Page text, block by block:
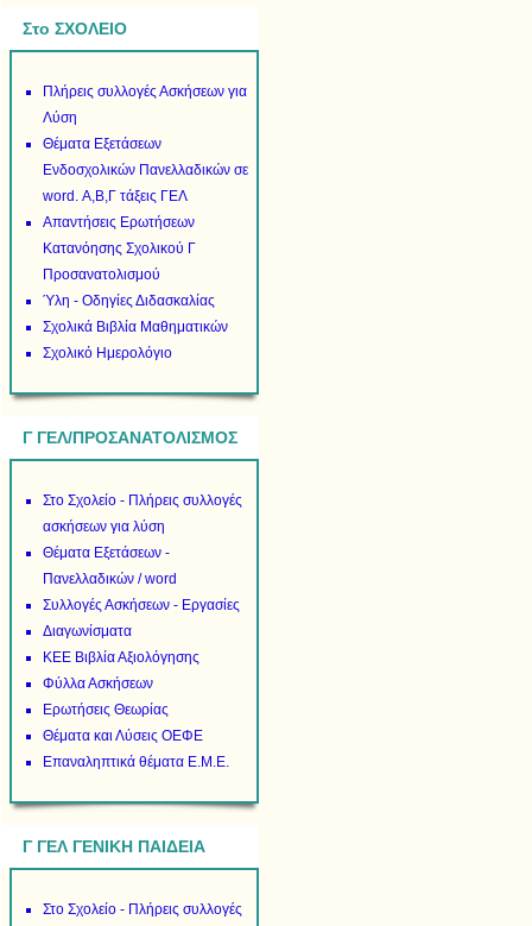
Στο ΣΧΟΛΕΙΟ
Πλήρεις συλλογές Ασκήσεων για
Λύση
Θέματα Εξετάσεων
Ενδοσχολικών Πανελλαδικών σε
word. Α,Β,Γ τάξεις ΓΕΛ
Απαντήσεις Ερωτήσεων
Κατανόησης Σχολικού Γ
Προσανατολισμού
Ύλη - Οδηγίες Διδασκαλίας
Σχολικά Βιβλία Μαθηματικών
Σχολικό Ημερολόγιο
Γ ΓΕΛ/ΠΡΟΣΑΝΑΤΟΛΙΣΜΟΣ
Στο Σχολείο - Πλήρεις συλλογές
ασκήσεων για λύση
Θέματα Εξετάσεων -
Πανελλαδικών / word
Συλλογές Ασκήσεων - Εργασίες
Διαγωνίσματα
ΚΕΕ Βιβλία Αξιολόγησης
Φύλλα Ασκήσεων
Ερωτήσεις Θεωρίας
Θέματα και Λύσεις ΟΕΦΕ
Επαναληπτικά θέματα Ε.Μ.Ε.
Γ ΓΕΛ ΓΕΝΙΚΗ ΠΑΙΔΕΙΑ
Στο Σχολείο - Πλήρεις συλλογές